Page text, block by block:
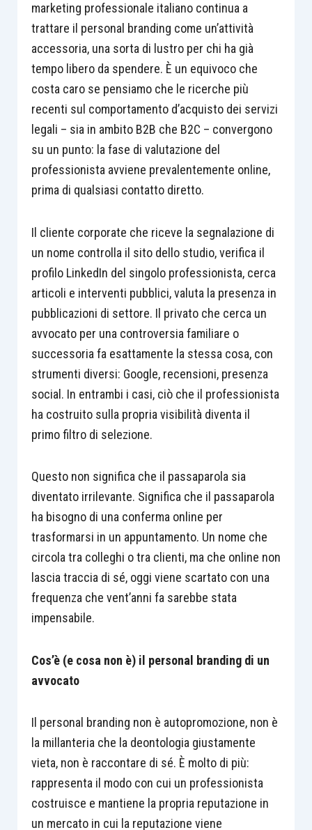
marketing professionale italiano continua a
trattare il personal branding come un’attività
accessoria, una sorta di lustro per chi ha già
tempo libero da spendere. È un equivoco che
costa caro se pensiamo che le ricerche più
recenti sul comportamento d’acquisto dei servizi
legali – sia in ambito B2B che B2C – convergono
su un punto: la fase di valutazione del
professionista avviene prevalentemente online,
prima di qualsiasi contatto diretto.
Il cliente corporate che riceve la segnalazione di
un nome controlla il sito dello studio, verifica il
profilo LinkedIn del singolo professionista, cerca
articoli e interventi pubblici, valuta la presenza in
pubblicazioni di settore. Il privato che cerca un
avvocato per una controversia familiare o
successoria fa esattamente la stessa cosa, con
strumenti diversi: Google, recensioni, presenza
social. In entrambi i casi, ciò che il professionista
ha costruito sulla propria visibilità diventa il
primo filtro di selezione.
Questo non significa che il passaparola sia
diventato irrilevante. Significa che il passaparola
ha bisogno di una conferma online per
trasformarsi in un appuntamento. Un nome che
circola tra colleghi o tra clienti, ma che online non
lascia traccia di sé, oggi viene scartato con una
frequenza che vent’anni fa sarebbe stata
impensabile.
Cos’è (e cosa non è) il personal branding di un
avvocato
Il personal branding non è autopromozione, non è
la millanteria che la deontologia giustamente
vieta, non è raccontare di sé. È molto di più:
rappresenta il modo con cui un professionista
costruisce e mantiene la propria reputazione in
un mercato in cui la reputazione viene